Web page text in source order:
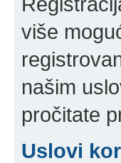
više
našim
pročitate
Uslovi